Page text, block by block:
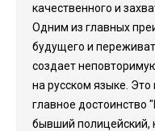
качественного и
Одним из главных
будущего и
создает
на русском языке. Это
главное достоинство
бывший полицейский,